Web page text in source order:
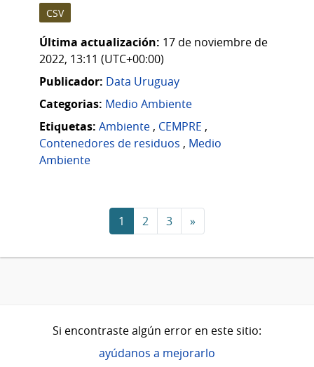
CSV
Última actualización: 17 de noviembre de
2022, 13:11 (UTC+00:00)
Publicador: Data Uruguay
Categorias: Medio Ambiente
Etiquetas: Ambiente , CEMPRE ,
Contenedores de residuos , Medio
Ambiente
1 2 3 »
Si encontraste algún error en este sitio:
ayúdanos a mejorarlo